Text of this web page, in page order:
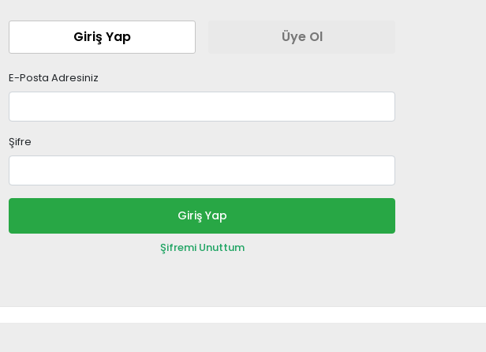
Giriş Yap Üye Ol
E-Posta Adresiniz
Şifre
Giriş Yap
Şifremi Unuttum